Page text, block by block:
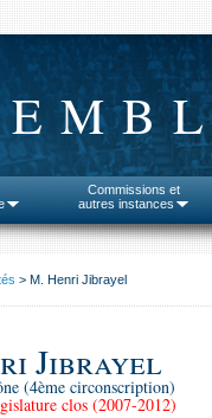
Commissions et
autres instances
> M. Henri Jibrayel
Jibrayel
(4ème circonscription)
clos (2007-2012)